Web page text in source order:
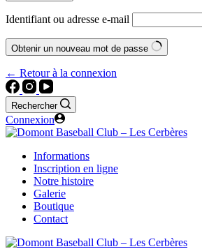
Identifiant ou adresse e-mail
Obtenir un nouveau mot de passe
← Retour à la connexion
Rechercher
Connexion
Informations
Inscription en ligne
Notre histoire
Galerie
Boutique
Contact